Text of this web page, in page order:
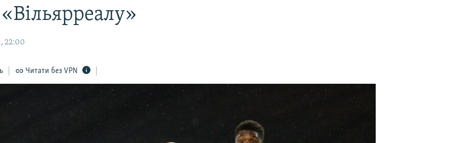
22:00
Читати без VPN